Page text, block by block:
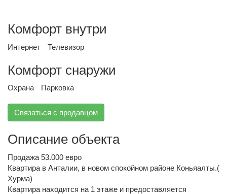
Комфорт внутри
Интернет Телевизор
Комфорт снаружи
Охрана Парковка
Связаться с продавцом
Описание объекта
Продажа 53.000 евро
Квартира в Анталии, в новом спокойном районе Коньяалты.(
Хурма)
Квартира находится на 1 этаже и предоставляется